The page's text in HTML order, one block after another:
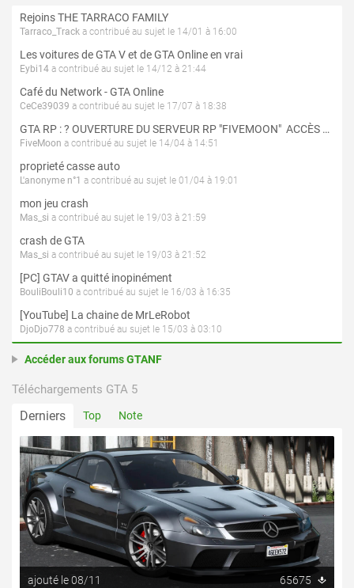
Rejoins THE TARRACO FAMILY
Tarraco_Track a contribué au sujet le 14/01 à 16:00
Les voitures de GTA V et de GTA Online en vrai
Eybi14 a contribué au sujet le 14/12 à 21:44
Café du Network - GTA Online
CeCe39039 a contribué au sujet le 17/07 à 18:38
GTA RP : ? OUVERTURE DU SERVEUR RP "FIVEMOON"  ACCÈS LIBRE ?
FiveMoon a contribué au sujet le 14/04 à 14:51
proprieté casse auto
L'anonyme n°1 a contribué au sujet le 01/04 à 19:01
mon jeu crash
Mas_si a contribué au sujet le 19/03 à 21:59
crash de GTA
Mas_si a contribué au sujet le 19/03 à 21:52
[PC] GTAV a quitté inopinément
BouliBouli10 a contribué au sujet le 16/03 à 16:35
[YouTube] La chaine de MrLeRobot
DjoDjo778 a contribué au sujet le 15/03 à 03:10
Accéder aux forums GTANF
Téléchargements GTA 5
Derniers Top Note
ajouté le 08/11 65675